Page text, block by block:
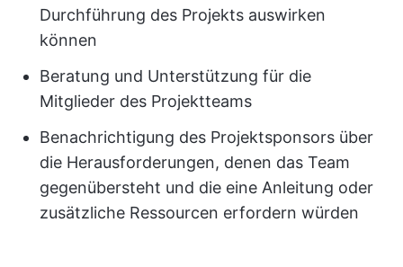
Durchführung des Projekts auswirken
können
Beratung und Unterstützung für die
Mitglieder des Projektteams
Benachrichtigung des Projektsponsors über
die Herausforderungen, denen das Team
gegenübersteht und die eine Anleitung oder
zusätzliche Ressourcen erfordern würden